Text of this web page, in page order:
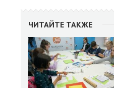
ЧИТАЙТЕ ТАКЖЕ